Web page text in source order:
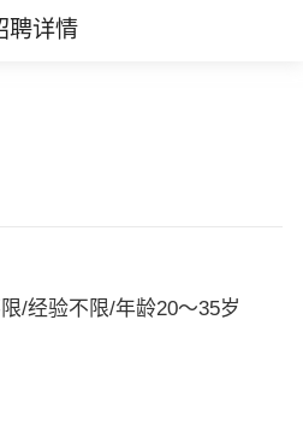
聘详情
/经验不限/年龄20～35岁